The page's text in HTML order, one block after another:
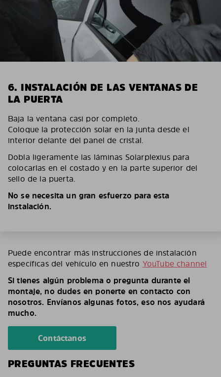
6. INSTALACIÓN DE LAS VENTANAS DE
LA PUERTA
Baja la ventana casi por completo.
Coloque la protección solar en la junta desde el
interior delante del panel de cristal.
Dobla ligeramente las láminas Solarplexius para
colocarlas en el costado y en la parte superior del
sello de la puerta.
No se necesita un gran esfuerzo para esta
instalación.
Puede encontrar más instrucciones de instalación
específicas del vehículo en nuestro YouTube channel
Si tienes algún problema o pregunta durante el
montaje, no dudes en ponerte en contacto con
nosotros. Envíanos algunas fotos, eso nos ayudará
mucho.
Contáctanos
PREGUNTAS FRECUENTES